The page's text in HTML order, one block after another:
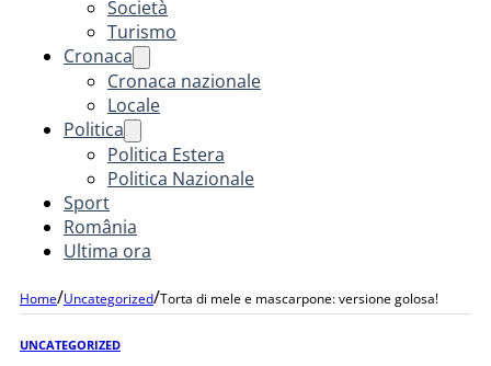
Società
Turismo
Cronaca
Cronaca nazionale
Locale
Politica
Politica Estera
Politica Nazionale
Sport
România
Ultima ora
Home/Uncategorized/Torta di mele e mascarpone: versione golosa!
UNCATEGORIZED